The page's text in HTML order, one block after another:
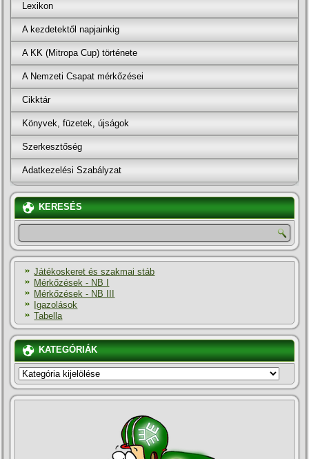
Lexikon
A kezdetektől napjainkig
A KK (Mitropa Cup) története
A Nemzeti Csapat mérkőzései
Cikktár
Könyvek, füzetek, újságok
Szerkesztőség
Adatkezelési Szabályzat
KERESÉS
Játékoskeret és szakmai stáb
Mérkőzések - NB I
Mérkőzések - NB III
Igazolások
Tabella
KATEGÓRIÁK
KATEGÓRIÁK